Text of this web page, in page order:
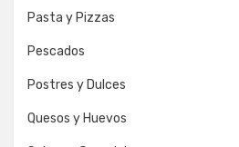
Pasta y Pizzas
Pescados
Postres y Dulces
Quesos y Huevos